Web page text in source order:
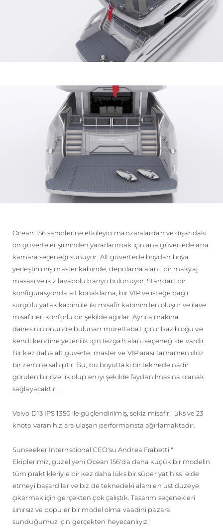
Ocean 156 sahiplerine,etkileyici manzaralardan ve dışarıdaki
ön güverte erişiminden yararlanmak için ana güvertede ana
kamara seçeneği sunuyor. Alt güvertede boydan boya
yerleştirilmiş master kabinde, depolama alanı, bir makyaj
masası ve ikiz lavabolu banyo bulunuyor. Standart bir
konfigürasyonda alt konaklama, bir VIP ve isteğe bağlı
sürgülü yatak kabini ile iki misafir kabininden oluşur ve ilave
misafirleri konforlu bir şekilde ağırlar. Ayrıca makina
dairesinin önünde bulunan mürettabat için cihaz bloğu ve
kendi kendine yeterlilik için tezgah alanı seçeneği de vardır.
Bir kez daha alt güverte, master ve VIP arası tamamen düz
bir zemine sahiptir. Bu, bu boyuttaki bir teknede nadir
görülen bir özellik olup en iyi şekilde faydanılmasına olanak
sağlayacaktır.
Volvo D13 IPS 1350 ile güçlendirilmiş, sekiz misafiri lüks ve 23
knota varan hızlara ulaşan performansta ağırlamaktadır.
Sunseeker International CEO'su Andrea Frabetti "
Ekiplerimiz, güzel yeni Ocean 156'da daha küçük bir modelin
tüm praktikleriyle bir kez daha lüks bir süper yat hissi elde
etmeyi başardılar ve biz de teknedeki alanı en üst düzeye
çıkarmak için gerçekten çok çalıştık. Tasarım seçenekleri
sınırsız ve popüler bir model olma vaadini pazara
sunduğumuz için gerçekten heyecanlıyız."